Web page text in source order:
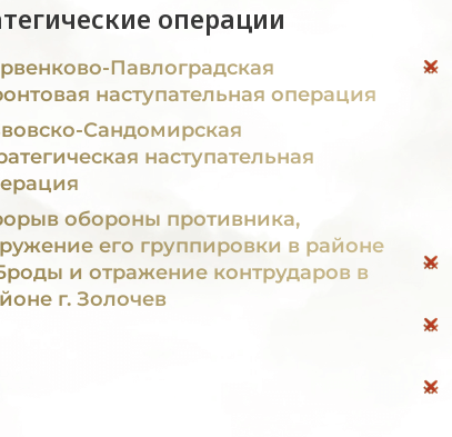
операции
Павлоградская
наступательная операция
Сандомирская
наступательная
обороны противника,
его группировки в районе
и отражение контрударов в
г. Золочев